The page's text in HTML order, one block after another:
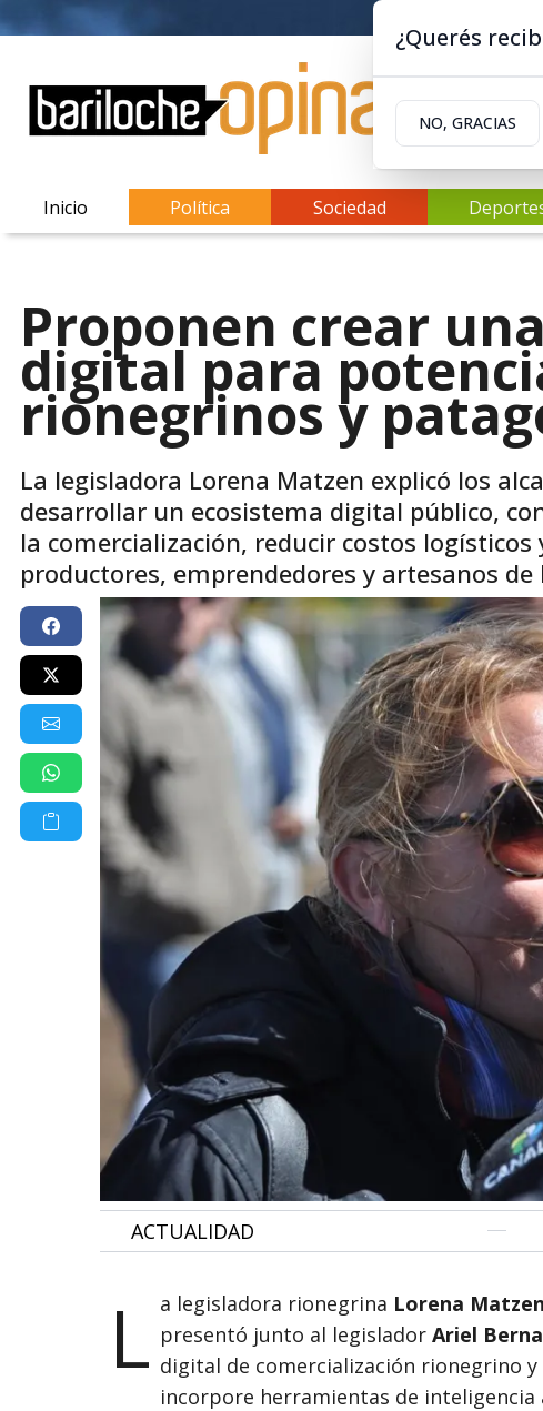
Inicio Política Sociedad
Proponen crear
digital para
rionegrinos y
La legisladora Lorena Matzen explicó los
desarrollar un ecosistema digital público,
la comercialización, reducir costos
productores, emprendedores y artesanos de
ACTUALIDAD
L a legisladora rionegrina Lorena Matzen
presentó junto al legislador Ariel
digital de comercialización rionegrino
incorpore herramientas de
¿Querés
NO, GRACIAS